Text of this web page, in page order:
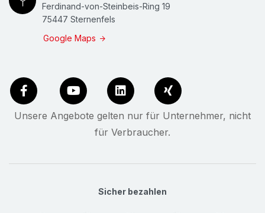
Ferdinand-von-Steinbeis-Ring 19
75447 Sternenfels
Google Maps
Unsere Angebote gelten nur für Unternehmer, nicht
für Verbraucher.
Sicher bezahlen